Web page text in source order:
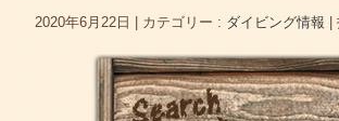
2020年6月22日 カテゴリー : ダイビング情報